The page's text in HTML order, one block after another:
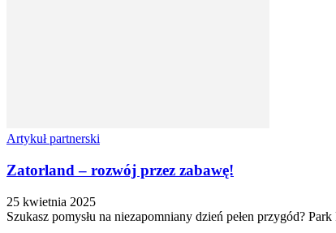
Artykuł partnerski
Zatorland – rozwój przez zabawę!
25 kwietnia 2025
Szukasz pomysłu na niezapomniany dzień pełen przygód?